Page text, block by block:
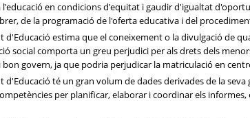
l'educació en condicions d'equitat i gaudir d'igualtat
de la programació de l'oferta educativa i del
d'Educació estima que el coneixement o la divulgació de
social comporta un greu perjudici per als drets dels
govern, ja que podria perjudicar la matriculació en
d'Educació té un gran volum de dades derivades de la
per planificar, elaborar i coordinar els